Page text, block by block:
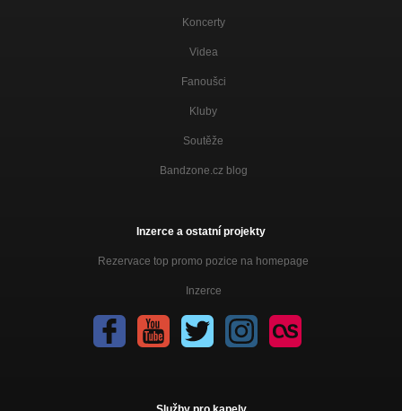
Koncerty
Videa
Fanoušci
Kluby
Soutěže
Bandzone.cz blog
Inzerce a ostatní projekty
Rezervace top promo pozice na homepage
Inzerce